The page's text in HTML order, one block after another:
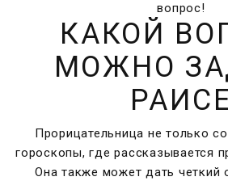
вопрос!
КАКОЙ
МОЖНО
Прорицательница не только
гороскопы, где рассказывается
Она также может дать четкий